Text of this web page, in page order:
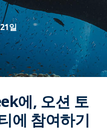
일
에, 오션 토
에 참여하기